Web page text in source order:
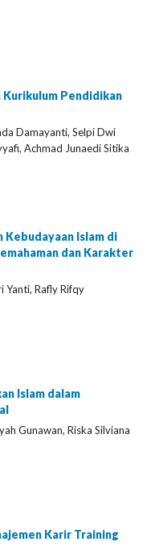
Kurikulum Pendidikan
Damayanti, Selpi Dwi
Achmad Junaedi Sitika
Islam di
dan Karakter
Yanti, Rafly Rifqy
Islam dalam
Gunawan, Riska Silviana
Karir Training